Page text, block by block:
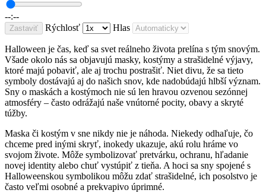
--:--
Zastaviť Rýchlosť Hlas
Halloween je čas, keď sa svet reálneho života prelína s tým snovým.
Všade okolo nás sa objavujú masky, kostýmy a strašidelné výjavy,
ktoré majú pobaviť, ale aj trochu postrašiť. Niet divu, že sa tieto
symboly dostávajú aj do našich snov, kde nadobúdajú hlbší význam.
Sny o maskách a kostýmoch nie sú len hravou ozvenou sezónnej
atmosféry – často odrážajú naše vnútorné pocity, obavy a skryté
túžby.
Maska či kostým v sne nikdy nie je náhoda. Niekedy odhaľuje, čo
chceme pred inými skryť, inokedy ukazuje, akú rolu hráme vo
svojom živote. Môže symbolizovať pretvárku, ochranu, hľadanie
novej identity alebo chuť vystúpiť z tieňa. A hoci sa sny spojené s
Halloweenskou symbolikou môžu zdať strašidelné, ich posolstvo je
často veľmi osobné a prekvapivo úprimné.